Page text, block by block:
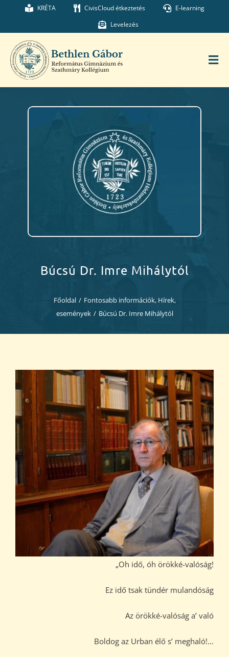
Kihagyás KRÉTA CivisCloud étkeztetés
E-learning
Levelezés
Diákjaink
Dokumentumok
Kapcsolat
Búcsú Dr. Imre Mihálytól
Főoldal / Fontosabb információk, Hírek,
események / Búcsú Dr. Imre Mihálytól
„Oh idő, óh örökké-valóság!
Ez idő tsak tündér mulandóság
Az örökké-valóság a’ való
Boldog az Urban élő s’ meghaló!…